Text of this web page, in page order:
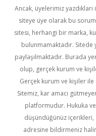
Ancak, üyelerimiz
siteye üye olarak bu
sitesi, herhangi bir marka,
bulunmamaktadır. Sitede
paylaşılmaktadır. Burada
olup, gerçek kurum ve
Gerçek kurum ve kişiler
Sitemiz, kar amacı
platformudur. Hukuka
düşündüğünüz içerikleri,
adresine bildirmeniz